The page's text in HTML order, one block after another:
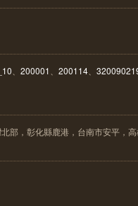
、200001 、200114 、
部，彰化縣鹿港，台南市安平，